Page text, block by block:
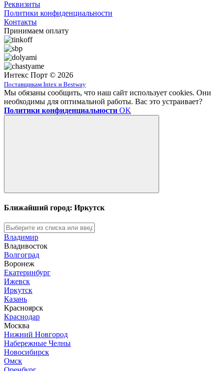
Реквизиты
Политики конфиденциальности
Контакты
Принимаем оплату
Интекс Порт © 2026
Поставщикам Intex и Bestway
Мы обязаны сообщить, что наш сайт использует cookies. Они
необходимы для оптимальной работы. Вас это устраивает?
Политики конфиденциальности OK
Ближайший город: Иркутск
Владимир
Владивосток
Волгоград
Воронеж
Екатеринбург
Ижевск
Иркутск
Казань
Красноярск
Краснодар
Москва
Нижний Новгород
Набережные Челны
Новосибирск
Омск